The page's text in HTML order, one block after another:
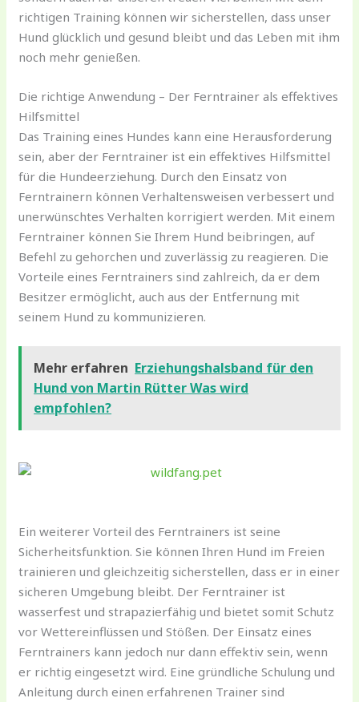
richtigen Training können wir sicherstellen, dass unser
Hund glücklich und gesund bleibt und das Leben mit ihm
noch mehr genießen.
Die richtige Anwendung – Der Ferntrainer als effektives
Hilfsmittel
Das Training eines Hundes kann eine Herausforderung
sein, aber der Ferntrainer ist ein effektives Hilfsmittel
für die Hundeerziehung. Durch den Einsatz von
Ferntrainern können Verhaltensweisen verbessert und
unerwünschtes Verhalten korrigiert werden. Mit einem
Ferntrainer können Sie Ihrem Hund beibringen, auf
Befehl zu gehorchen und zuverlässig zu reagieren. Die
Vorteile eines Ferntrainers sind zahlreich, da er dem
Besitzer ermöglicht, auch aus der Entfernung mit
seinem Hund zu kommunizieren.
Mehr erfahren Erziehungshalsband für den
Hund von Martin Rütter Was wird
empfohlen?
Ein weiterer Vorteil des Ferntrainers ist seine
Sicherheitsfunktion. Sie können Ihren Hund im Freien
trainieren und gleichzeitig sicherstellen, dass er in einer
sicheren Umgebung bleibt. Der Ferntrainer ist
wasserfest und strapazierfähig und bietet somit Schutz
vor Wettereinflüssen und Stößen. Der Einsatz eines
Ferntrainers kann jedoch nur dann effektiv sein, wenn
er richtig eingesetzt wird. Eine gründliche Schulung und
Anleitung durch einen erfahrenen Trainer sind